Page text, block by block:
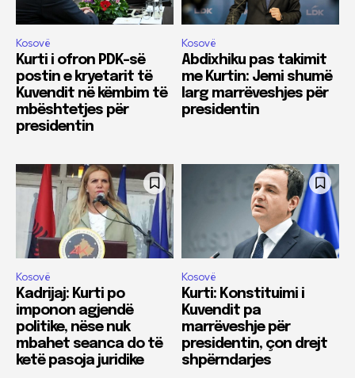
Kosovë
Kurti i ofron PDK-së
postin e kryetarit të
Kuvendit në këmbim të
mbështetjes për
presidentin
Kosovë
Abdixhiku pas takimit
me Kurtin: Jemi shumë
larg marrëveshjes për
presidentin
Kosovë
Kadrijaj: Kurti po
imponon agjendë
politike, nëse nuk
mbahet seanca do të
ketë pasoja juridike
Kosovë
Kurti: Konstituimi i
Kuvendit pa
marrëveshje për
presidentin, çon drejt
shpërndarjes